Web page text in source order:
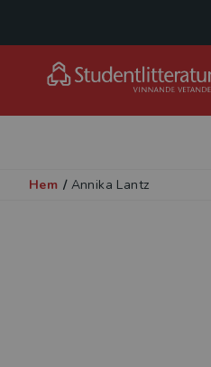
Hem / Annika Lantz